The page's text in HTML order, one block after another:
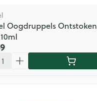
Oogdruppels Ontstoken